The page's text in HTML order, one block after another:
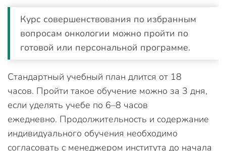
Курс совершенствования по избранным
вопросам онкологии можно пройти по
готовой или персональной программе.
Стандартный учебный план длится от 18
часов. Пройти такое обучение можно за 3 дня,
если уделять учебе по 6–8 часов
ежедневно. Продолжительность и содержание
индивидуального обучения необходимо
согласовать с менеджером института до начала